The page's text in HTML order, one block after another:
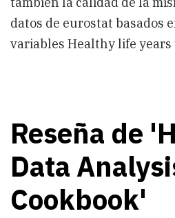
datos de eurostat basados
variables Healthy life years
Reseña de
Data
Cookbook'